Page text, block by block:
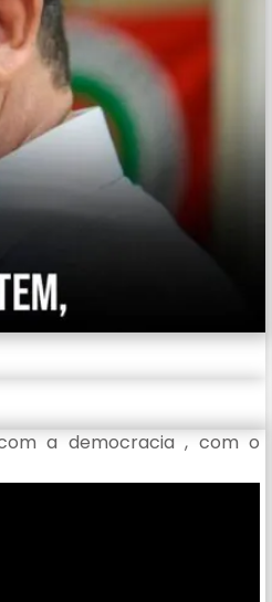
a democracia , com o